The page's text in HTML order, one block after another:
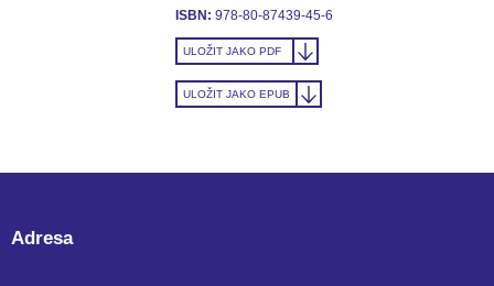
ISBN: 978-80-87439-45-6
ULOŽIT JAKO PDF
ULOŽIT JAKO EPUB
Adresa